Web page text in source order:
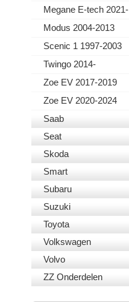
Megane E-tech 2021-
Modus 2004-2013
Scenic 1 1997-2003
Twingo 2014-
Zoe EV 2017-2019
Zoe EV 2020-2024
Saab
Seat
Skoda
Smart
Subaru
Suzuki
Toyota
Volkswagen
Volvo
ZZ Onderdelen